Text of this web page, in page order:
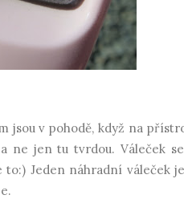
jsou v pohodě, když na
ne jen tu tvrdou. Váleček
Jeden náhradní váleček